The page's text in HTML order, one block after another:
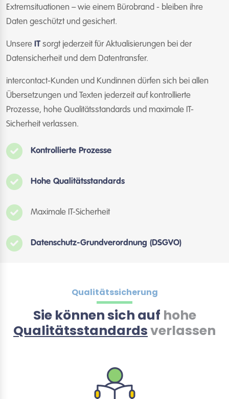
Extremsituationen – wie einem Bürobrand - bleiben ihre
Daten geschützt und gesichert.
Unsere ITsorgt jederzeit für Aktualisierungen bei der
Datensicherheit und dem Datentransfer.
intercontact-Kunden und Kundinnen dürfen sich bei allen
Übersetzungen und Texten jederzeit auf kontrollierte
Prozesse, hohe Qualitätsstandards und maximale IT-
Sicherheit verlassen.
Kontrollierte Prozesse
Hohe Qualitätsstandards
Maximale IT-Sicherheit
Datenschutz-Grundverordnung (DSGVO)
Qualitätssicherung
Sie können sich auf hohe
Qualitätsstandardsverlassen